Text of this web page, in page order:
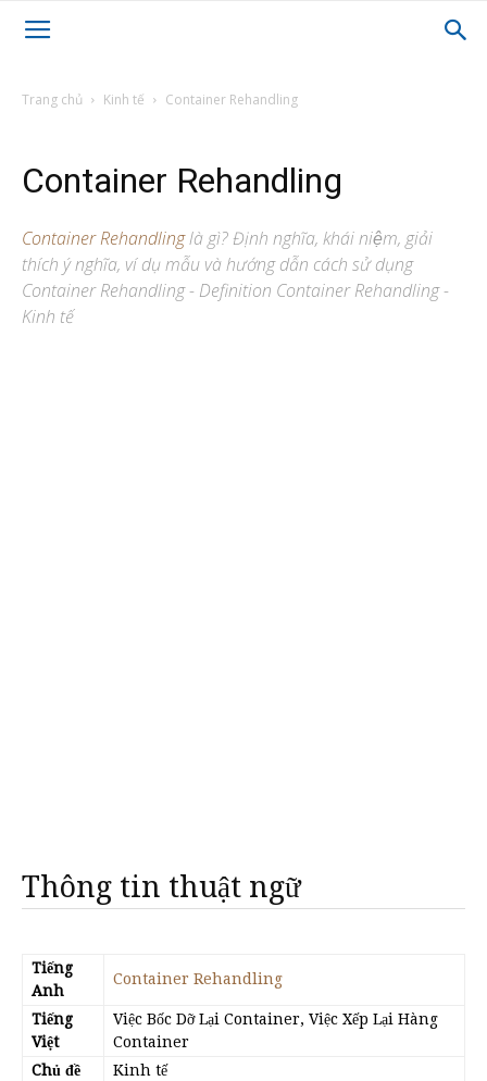
Trang chủ Kinh tế Container Rehandling
Container Rehandling
Container Rehandlinglà gì? Định nghĩa, khái niệm, giải
thích ý nghĩa, ví dụ mẫu và hướng dẫn cách sử dụng
Container Rehandling - Definition Container Rehandling -
Kinh tế
Thông tin thuật ngữ
Tiếng
Anh
Container Rehandling
Tiếng
Việt
Việc Bốc Dỡ Lại Container, Việc Xếp Lại Hàng
Container
Chủ đề
Kinh tế